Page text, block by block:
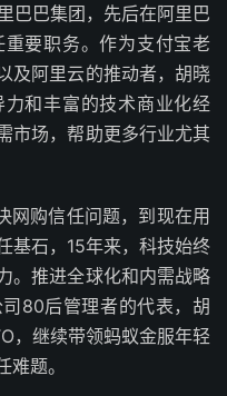
巴巴集团，先后在阿里巴
要职务。作为支付宝老
及阿里云的推动者，胡晓
和丰富的技术商业化经
市场，帮助更多行业尤其
网购信任问题，到现在用
基石，15年来，科技始终
。推进全球化和内需战略
80后管理者的代表，胡
，继续带领蚂蚁金服年轻
题。